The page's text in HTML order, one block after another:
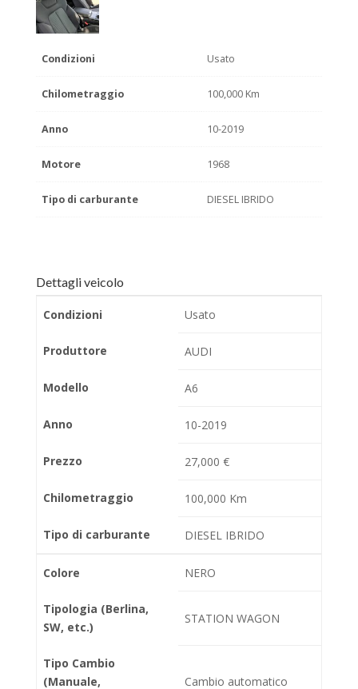
Condizioni Usato
Chilometraggio 100,000 Km
Anno 10-2019
Motore 1968
Tipo di carburante DIESEL IBRIDO
Dettagli veicolo
Condizioni Usato
Produttore AUDI
Modello A6
Anno 10-2019
Prezzo 27,000 €
Chilometraggio 100,000 Km
Tipo di carburante DIESEL IBRIDO
Colore NERO
Tipologia (Berlina,
SW, etc.)
STATION WAGON
Tipo Cambio
(Manuale,
Cambio automatico